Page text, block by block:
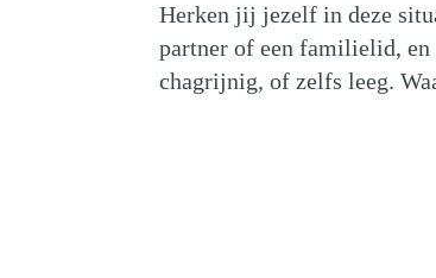
Herken jij jezelf in deze
partner of een familielid, en
chagrijnig, of zelfs leeg.